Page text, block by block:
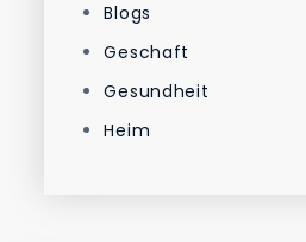
Blogs
Geschaft
Gesundheit
Heim